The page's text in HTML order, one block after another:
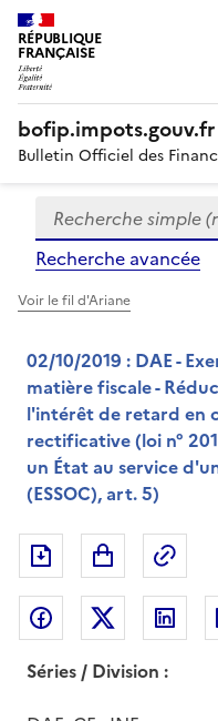
RÉPUBLIQUE
FRANÇAISE
bofip.impots.gouv.fr
Bulletin Officiel des
Formulaire
de
recherche
Recherche simple
Recherche avancée
Voir le fil d'Ariane
02/10/2019 : DAE -
matière fiscale -
l'intérêt de retard en
rectificative (loi n°
un État au service
(ESSOC), art. 5)
Exporter le
Partager surPartager
Séries / Division :